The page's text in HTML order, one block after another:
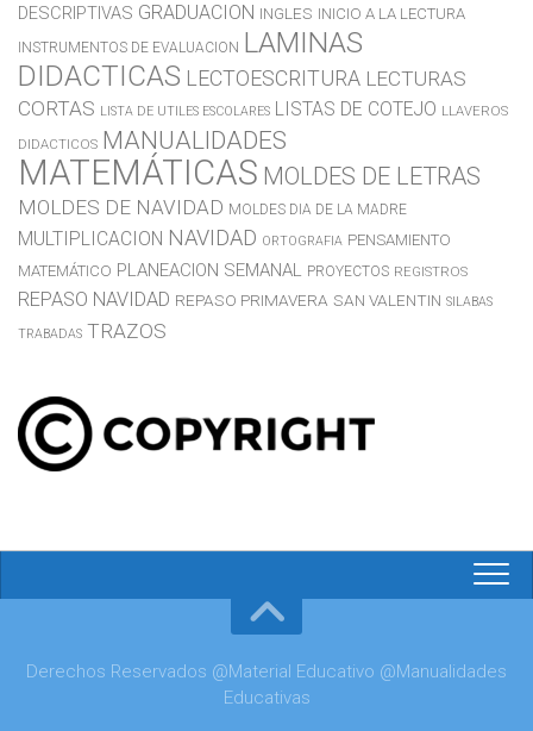
DESCRIPTIVAS GRADUACION INGLES INICIO A LA LECTURA
INSTRUMENTOS DE EVALUACION LAMINAS
DIDACTICAS LECTOESCRITURA LECTURAS
CORTAS LISTA DE UTILES ESCOLARES LISTAS DE COTEJO LLAVEROS
DIDACTICOS MANUALIDADES
MATEMÁTICAS MOLDES DE LETRAS
MOLDES DE NAVIDAD MOLDES DIA DE LA MADRE
MULTIPLICACION NAVIDAD ORTOGRAFIA PENSAMIENTO
MATEMÁTICO PLANEACION SEMANAL PROYECTOS REGISTROS
REPASO NAVIDAD REPASO PRIMAVERA SAN VALENTIN SILABAS
TRABADAS TRAZOS
Derechos Reservados @Material Educativo @Manualidades
Educativas